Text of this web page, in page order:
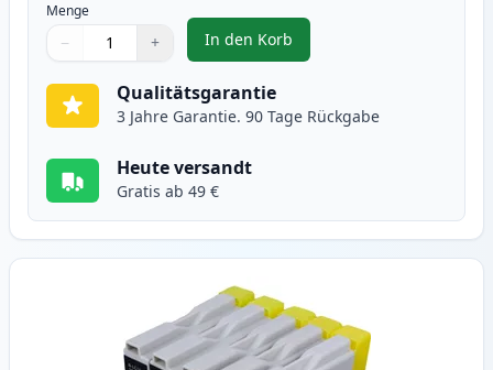
Menge
Verwenden Sie die Tasten, um anzupassen
− +
1
In den Korb
, 10 stück Brother LC970
Qualitätsgarantie
3 Jahre Garantie. 90 Tage Rückgabe
Heute versandt
Gratis ab 49 €